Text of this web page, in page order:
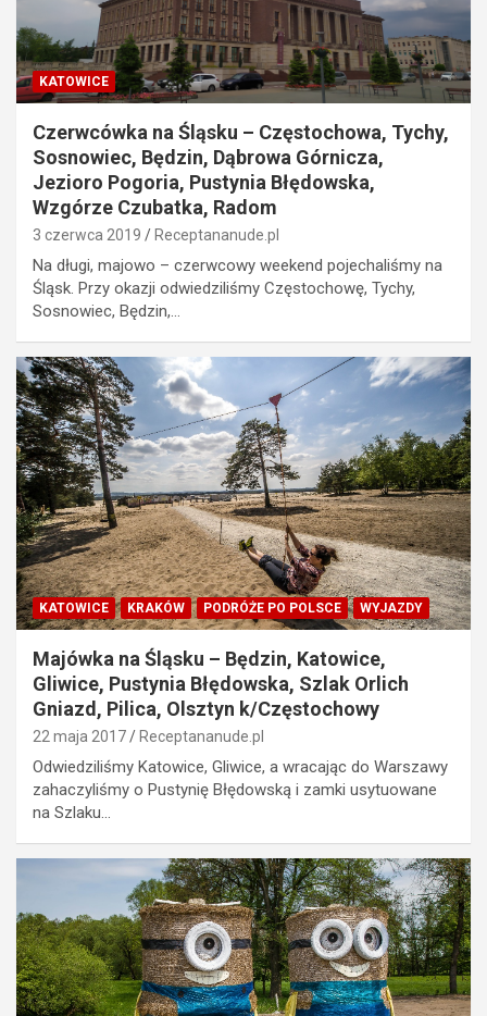
KATOWICE
Czerwcówka na Śląsku – Częstochowa, Tychy,
Sosnowiec, Będzin, Dąbrowa Górnicza,
Jezioro Pogoria, Pustynia Błędowska,
Wzgórze Czubatka, Radom
3 czerwca 2019 Receptananude.pl
Na długi, majowo – czerwcowy weekend pojechaliśmy na
Śląsk. Przy okazji odwiedziliśmy Częstochowę, Tychy,
Sosnowiec, Będzin,…
KATOWICE KRAKÓW PODRÓŻE PO POLSCE WYJAZDY
Majówka na Śląsku – Będzin, Katowice,
Gliwice, Pustynia Błędowska, Szlak Orlich
Gniazd, Pilica, Olsztyn k/Częstochowy
22 maja 2017 Receptananude.pl
Odwiedziliśmy Katowice, Gliwice, a wracając do Warszawy
zahaczyliśmy o Pustynię Błędowską i zamki usytuowane
na Szlaku…